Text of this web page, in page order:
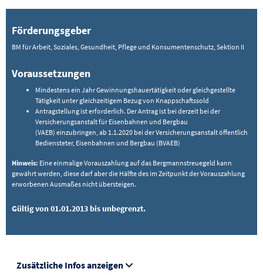
Förderungsgeber
BM für Arbeit, Soziales, Gesundheit, Pflege und Konsumentenschutz, Sektion II
Voraussetzungen
Mindestens ein Jahr Gewinnungshauertätigkeit oder gleichgestellte
Tätigkeit unter gleichzeitigem Bezug von Knappschaftssold
Antragstellung ist erforderlich. Der Antrag ist bei derzeit bei der
Versicherungsanstalt für Eisenbahnen und Bergbau
(VAEB) einzubringen, ab 1.1.2020 bei der Versicherungsanstalt öffentlich
Bediensteter, Eisenbahnen und Bergbau (BVAEB)
Hinweis: Eine einmalige Vorauszahlung auf das Bergmannstreuegeld kann
gewährt werden, diese darf aber die Hälfte des im Zeitpunkt der Vorauszahlung
erworbenen Ausmaßes nicht übersteigen.
Gültig von 01.01.2013 bis unbegrenzt.
Zusätzliche Infos anzeigen